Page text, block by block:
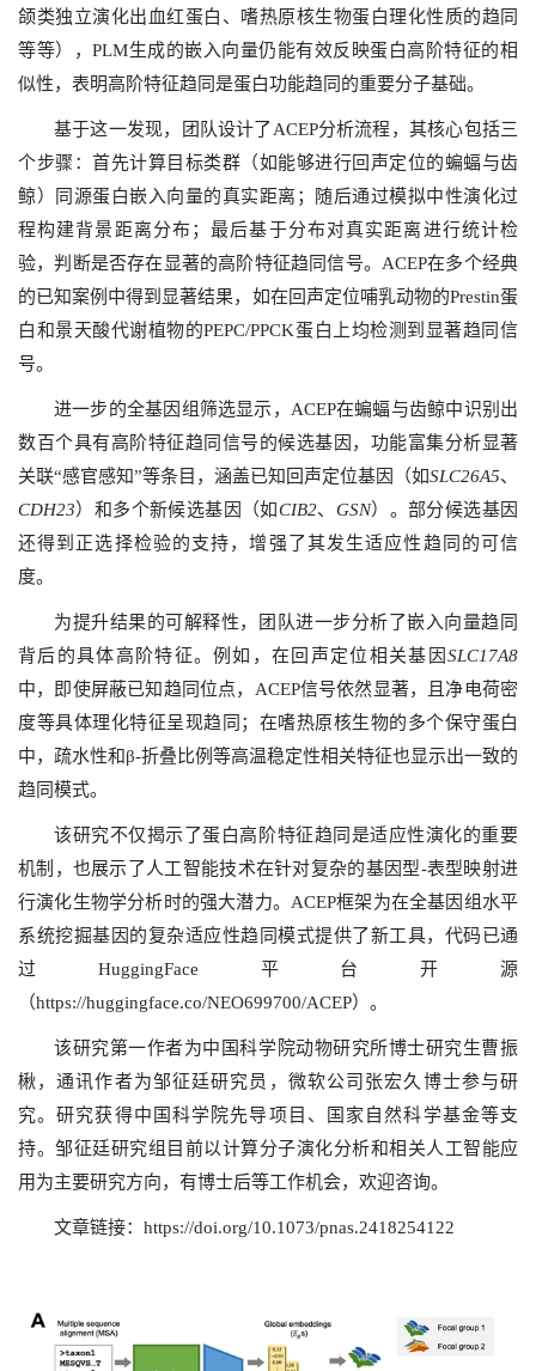
颌类独立演化出血红蛋白、嗜热原核生物蛋白理化性质的趋同
等等），PLM生成的嵌入向量仍能有效反映蛋白高阶特征的相
似性，表明高阶特征趋同是蛋白功能趋同的重要分子基础。
基于这一发现，团队设计了ACEP分析流程，其核心包括三
个步骤：首先计算目标类群（如能够进行回声定位的蝙蝠与齿
鲸）同源蛋白嵌入向量的真实距离；随后通过模拟中性演化过
程构建背景距离分布；最后基于分布对真实距离进行统计检
验，判断是否存在显著的高阶特征趋同信号。ACEP在多个经典
的已知案例中得到显著结果，如在回声定位哺乳动物的Prestin蛋
白和景天酸代谢植物的PEPC/PPCK蛋白上均检测到显著趋同信
号。
进一步的全基因组筛选显示，ACEP在蝙蝠与齿鲸中识别出
数百个具有高阶特征趋同信号的候选基因，功能富集分析显著
关联“感官感知”等条目，涵盖已知回声定位基因（如SLC26A5、
CDH23）和多个新候选基因（如CIB2、 GSN）。部分候选基因
还得到正选择检验的支持，增强了其发生适应性趋同的可信
度。
为提升结果的可解释性，团队进一步分析了嵌入向量趋同
背后的具体高阶特征。例如，在回声定位相关基因 SLC17A8
中，即使屏蔽已知趋同位点，ACEP信号依然显著，且净电荷密
度等具体理化特征呈现趋同；在嗜热原核生物的多个保守蛋白
中，疏水性和β-折叠比例等高温稳定性相关特征也显示出一致的
趋同模式。
该研究不仅揭示了蛋白高阶特征趋同是适应性演化的重要
机制，也展示了人工智能技术在针对复杂的基因型-表型映射进
行演化生物学分析时的强大潜力。ACEP框架为在全基因组水平
系统挖掘基因的复杂适应性趋同模式提供了新工具，代码已通
过HuggingFace平台开源
（https://huggingface.co/NEO699700/ACEP）。
该研究第一作者为中国科学院动物研究所博士研究生曹振
楸，通讯作者为邹征廷研究员，微软公司张宏久博士参与研
究。研究获得中国科学院先导项目、国家自然科学基金等支
持。邹征廷研究组目前以计算分子演化分析和相关人工智能应
用为主要研究方向，有博士后等工作机会，欢迎咨询。
文章链接： https://doi.org/10.1073/pnas.2418254122